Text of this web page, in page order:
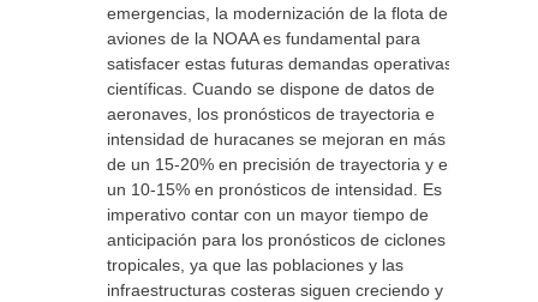
emergencias, la modernización de la flota de
aviones de la NOAA es fundamental para
satisfacer estas futuras demandas operativas y
científicas. Cuando se dispone de datos de
aeronaves, los pronósticos de trayectoria e
intensidad de huracanes se mejoran en más
de un 15-20% en precisión de trayectoria y en
un 10-15% en pronósticos de intensidad. Es
imperativo contar con un mayor tiempo de
anticipación para los pronósticos de ciclones
tropicales, ya que las poblaciones y las
infraestructuras costeras siguen creciendo y